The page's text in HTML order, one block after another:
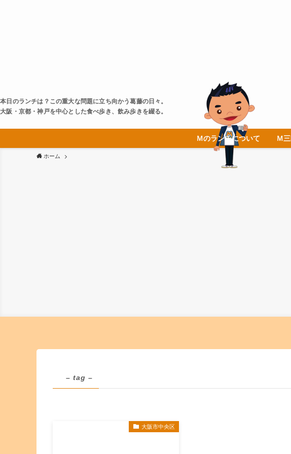
本日のランチは？この重大な問題に立ち向かう葛藤の日々。
大阪・京都・神戸を中心とした食べ歩き、飲み歩きを綴る。
Ｍのランチについて Ｍ
ホーム
– tag –
大阪市中央区